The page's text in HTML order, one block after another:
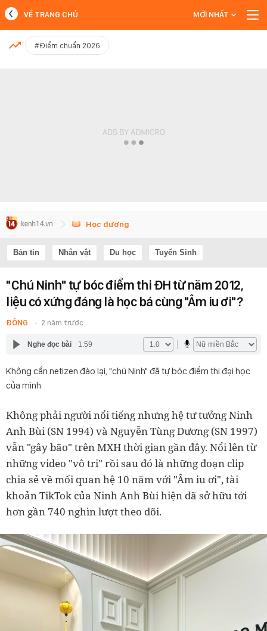
MỚI NHẤT
VỀ TRANG CHỦ MỚI NHẤT
#Điểm chuẩn 2026
Học đường
Bản tin Nhân vật Du học Tuyển Sinh
"Chú Ninh" tự bóc điểm thi ĐH từ năm 2012,
liệu có xứng đáng là học bá cùng "Âm iu ơi"?
ĐÔNG 2 năm trước
Nghe đọc bài 1:59
Không cần netizen đào lại, "chú Ninh" đã tự bóc điểm thi đại học
của mình.
Không phải người nổi tiếng nhưng hệ tư tưởng Ninh
Anh Bùi (SN 1994) và Nguyễn Tùng Dương (SN 1997)
vẫn "gây bão" trên MXH thời gian gần đây. Nổi lên từ
những video "vô tri" rồi sau đó là những đoạn clip
chia sẻ về mối quan hệ 10 năm với "Âm iu ơi", tài
khoản TikTok của Ninh Anh Bùi hiện đã sở hữu tới
hơn gần 740 nghìn lượt theo dõi.